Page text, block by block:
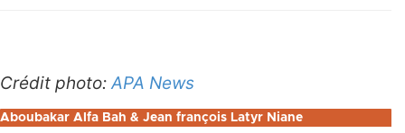
Crédit photo:APA News
Aboubakar Alfa Bah & Jean françois Latyr Niane